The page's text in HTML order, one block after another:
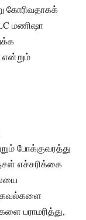
கோரிவதாகக்
மணிஷா
போக்குவரத்து
எச்சரிக்கை
தகவல்களை
பராமரித்து,